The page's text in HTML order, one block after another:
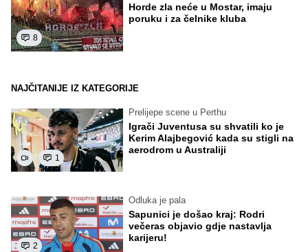
8
Horde zla neće u Mostar, imaju
poruku i za čelnike kluba
NAJČITANIJE IZ KATEGORIJE
1
Prelijepe scene u Perthu
Igrači Juventusa su shvatili ko je
Kerim Alajbegović kada su stigli na
aerodrom u Australiji
2
Odluka je pala
Sapunici je došao kraj: Rodri
večeras objavio gdje nastavlja
karijeru!